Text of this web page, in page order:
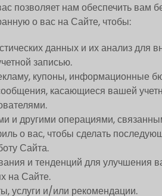
позволяет нам обеспечить
о вас на Сайте, чтобы:
данных и их анализ для
записью.
купоны, информационные
касающиеся вашей
и другими операциями,
о вас, чтобы сделать
Сайта.
и тенденций для улучшения
на Сайте.
услуги и/или рекомендации.